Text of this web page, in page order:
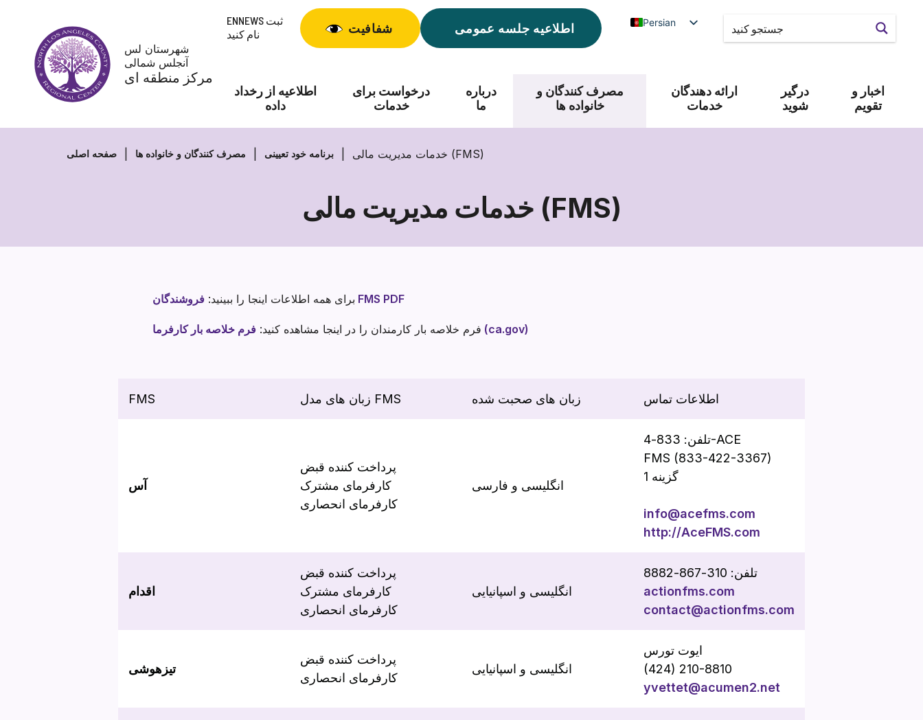
شهرستان لس
آنجلس شمالی
مرکز منطقه ای
ENNEWS ثبت
نام کنید
شفافیت اطلاعیه جلسه عمومی Persian
اطلاعیه از رخداد
داده
درخواست برای
خدمات
درباره
ما
مصرف کنندگان و
خانواده ها
ارائه دهندگان
خدمات
درگیر
شوید
اخبار و
تقویم
صفحه اصلی مصرف کنندگان و خانواده ها برنامه خود تعیینی خدمات مدیریت مالی (FMS)
خدمات مدیریت مالی (FMS)
خدمات
مدیریت
برای همه اطلاعات اینجا را ببینید: فروشندگان FMS PDF
فرم خلاصه بار کارمندان را در اینجا مشاهده کنید: فرم خلاصه بار کارفرما (ca.gov)
FMS زبان های مدل FMS زبان های صحبت شده اطلاعات تماس
آس
پرداخت کننده قبض
کارفرمای مشترک
کارفرمای انحصاری
انگلیسی و فارسی
تلفن: 833-4-ACE
FMS (833-422-3367)
گزینه 1
info@acefms.com
http://AceFMS.com
اقدام
پرداخت کننده قبض
کارفرمای مشترک
کارفرمای انحصاری
انگلیسی و اسپانیایی
تلفن: 310-867-8882
actionfms.com
contact@actionfms.com
تیزهوشی
پرداخت کننده قبض
کارفرمای انحصاری
انگلیسی و اسپانیایی
ایوت تورس
(424) 210-8810
yvettet@acumen2.net